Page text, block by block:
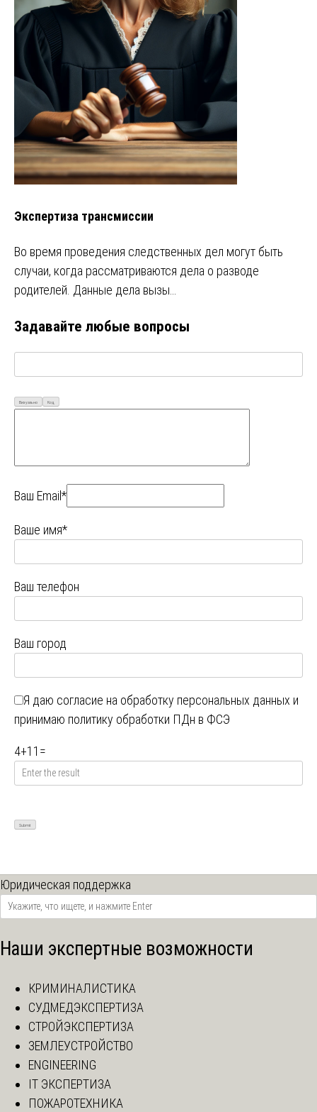
Экспертиза трансмиссии
Во время проведения следственных дел могут быть
случаи, когда рассматриваются дела о разводе
родителей. Данные дела вызы…
Задавайте любые вопросы
Визуально Код
Ваш Email*
Ваше имя*
Ваш телефон
Ваш город
Я даю согласие на обработку персональных данных и
принимаю политику обработки ПДн в ФСЭ
4+11 =
Юридическая поддержка
Наши экспертные возможности
КРИМИНАЛИСТИКА
СУДМЕДЭКСПЕРТИЗА
СТРОЙЭКСПЕРТИЗА
ЗЕМЛЕУСТРОЙСТВО
ENGINEERING
IT ЭКСПЕРТИЗА
ПОЖАРОТЕХНИКА